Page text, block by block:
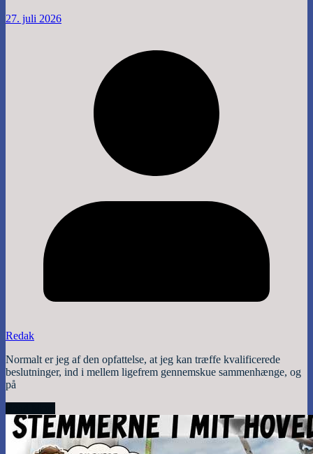
27. juli 2026
Redak
Normalt er jeg af den opfattelse, at jeg kan træffe kvalificerede
beslutninger, ind i mellem ligefrem gennemskue sammenhænge, og
på